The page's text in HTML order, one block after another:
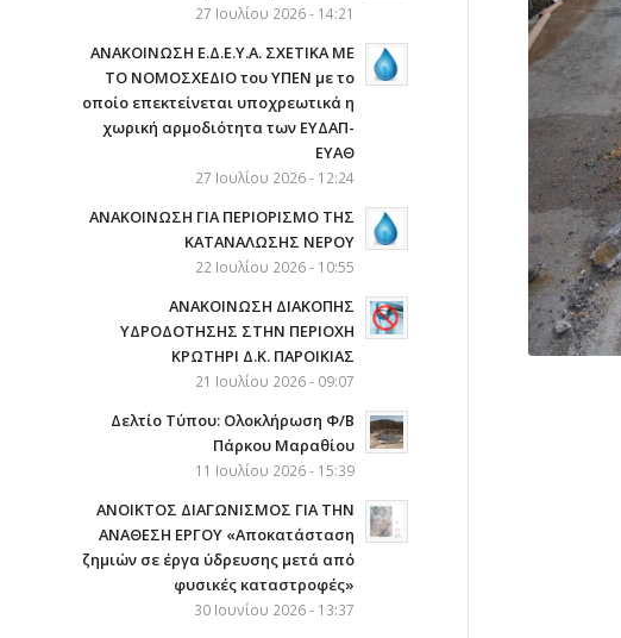
27 Ιουλίου 2026 - 14:21
ΑΝΑΚΟΙΝΩΣΗ Ε.Δ.Ε.Υ.Α. ΣΧΕΤΙΚΑ ΜΕ
ΤΟ ΝΟΜΟΣΧΕΔΙΟ του ΥΠΕΝ με το
οποίο επεκτείνεται υποχρεωτικά η
χωρική αρμοδιότητα των ΕΥΔΑΠ-
ΕΥΑΘ
27 Ιουλίου 2026 - 12:24
ΑΝΑΚΟΙΝΩΣΗ ΓΙΑ ΠΕΡΙΟΡΙΣΜΟ ΤΗΣ
ΚΑΤΑΝΑΛΩΣΗΣ ΝΕΡΟΥ
22 Ιουλίου 2026 - 10:55
AΝΑΚΟΙΝΩΣΗ ΔΙΑΚΟΠΗΣ
ΥΔΡΟΔΟΤΗΣΗΣ ΣΤΗΝ ΠΕΡΙΟΧΗ
ΚΡΩΤΗΡΙ Δ.Κ. ΠΑΡΟΙΚΙΑΣ
21 Ιουλίου 2026 - 09:07
Δελτίο Τύπου: Ολοκλήρωση Φ/Β
Πάρκου Μαραθίου
11 Ιουλίου 2026 - 15:39
ΑΝΟΙΚΤΟΣ ΔΙΑΓΩΝΙΣΜΟΣ ΓΙΑ ΤΗΝ
ΑΝΑΘΕΣΗ ΕΡΓΟΥ «Αποκατάσταση
ζημιών σε έργα ύδρευσης μετά από
φυσικές καταστροφές»
30 Ιουνίου 2026 - 13:37